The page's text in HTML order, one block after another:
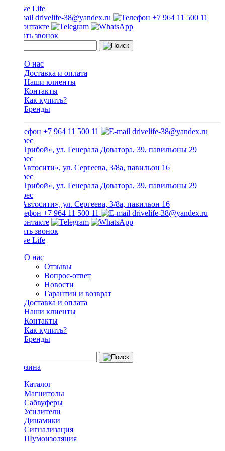
drivelife-38@yandex.ru +7 964 11 500 11
Заказать звонок
О нас
Доставка и оплата
Наши клиенты
Контакты
Как купить?
Бренды
+7 964 11 500 11 drivelife-38@yandex.ru
ТЦ «Прибой», ул. Генерала Доватора, 39, павильоны 29
ТЦ «Автосити», ул. Сергеева, 3/8а, павильон 16
ТЦ «Прибой», ул. Генерала Доватора, 39, павильоны 29
ТЦ «Автосити», ул. Сергеева, 3/8а, павильон 16
+7 964 11 500 11
drivelife-38@yandex.ru
Заказать звонок
О нас
Отзывы
Вопрос-ответ
Новости
Гарантии и возврат
Доставка и оплата
Наши клиенты
Контакты
Как купить?
Бренды
Каталог
Магнитолы
Сабвуферы
Усилители
Динамики
Сигнализация
Шумоизоляция